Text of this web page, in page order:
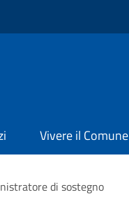
Vivere il Comune
di sostegno